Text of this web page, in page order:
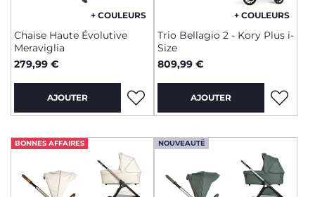
+ COULEURS
Chaise Haute Évolutive
Meraviglia
279,99 €
AJOUTER
+ COULEURS
Trio Bellagio 2 - Kory Plus i-
Size
809,99 €
AJOUTER
BONNES AFFAIRES NOUVEAUTÉ